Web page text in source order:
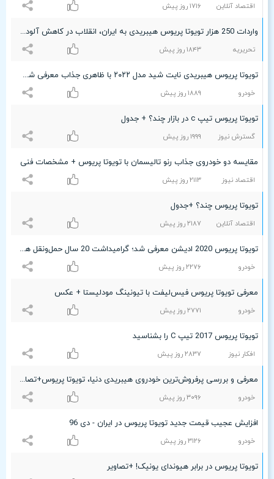
اقتصاد آنلاین ۱۷۱۶ روز پیش
واردات 250 هزار تویوتا پریوس هیبریدی به ایران، انقلاب در کاهش آلودگی هوا
تحریریه ۱۸۴٣ روز پیش
تویوتا پریوس هیبریدی نایت شید مدل ۲۰۲۲ با ظاهری جذاب معرفی شد + عکس
خودرو ۱۸۸٩ روز پیش
تویوتا پریوس تیپ c در بازار چند؟ + جدول
گسترش نیوز ۱٩٩٩ روز پیش
مقایسه دو خودروی جذاب رنو تالیسمان با تویوتا پریوس + مشخصات فنی
اقتصاد نیوز ۲۱۱٣ روز پیش
تویوتا پریوس چند؟ +جدول
اقتصاد آنلاین ۲۱۸۷ روز پیش
تویوتا پریوس 2020 ادیشن معرفی شد؛ گرامیداشت 20 سال حمل‌ونقل هیبریدی+ عکس
خودرو ۲۲۷۶ روز پیش
معرفی تویوتا پریوس فیس‌لیفت با تیونینگ مودلیستا + عکس
خودرو ۲۷۷۱ روز پیش
تویوتا پریوس 2017 تیپ C را بشناسید
افکار نیوز ۲۸٣۷ روز پیش
معرفی و بررسی پرفروش‌ترین خودروی هیبریدی دنیا، تویوتا پریوس+تصاویر
خودرو ٣۰٩۶ روز پیش
افزایش عجیب قیمت جدید تویوتا پریوس در ایران - دی 96
خودرو ٣۱۲۶ روز پیش
تویوتا پریوس در برابر هیوندای یونیک! +تصاویر